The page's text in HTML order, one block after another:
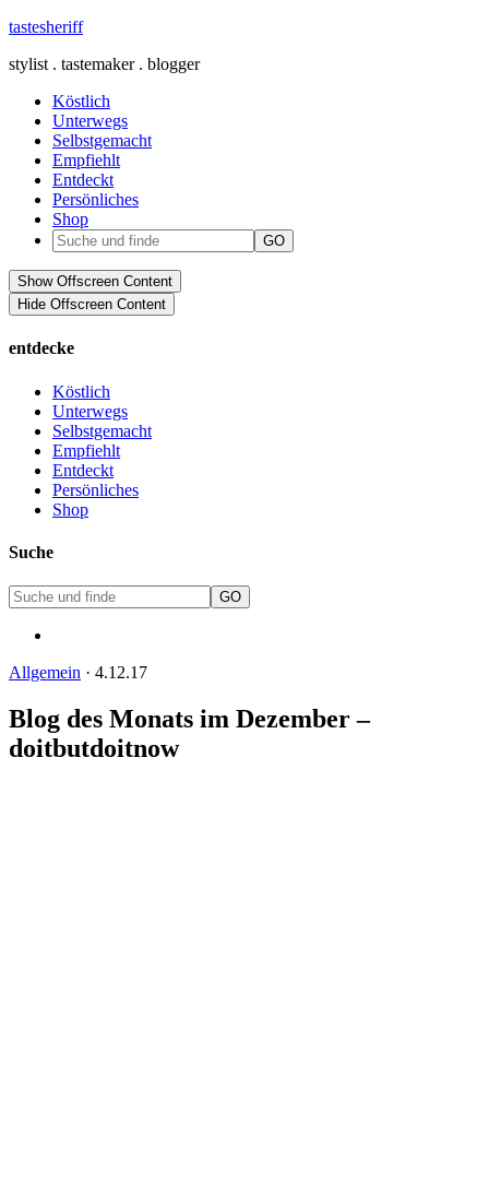
tastesheriff
stylist . tastemaker . blogger
Köstlich
Unterwegs
Selbstgemacht
Empfiehlt
Entdeckt
Persönliches
Shop
Show Offscreen Content
Hide Offscreen Content
entdecke
Köstlich
Unterwegs
Selbstgemacht
Empfiehlt
Entdeckt
Persönliches
Shop
Suche
Allgemein · 4.12.17
Blog des Monats im Dezember –
doitbutdoitnow